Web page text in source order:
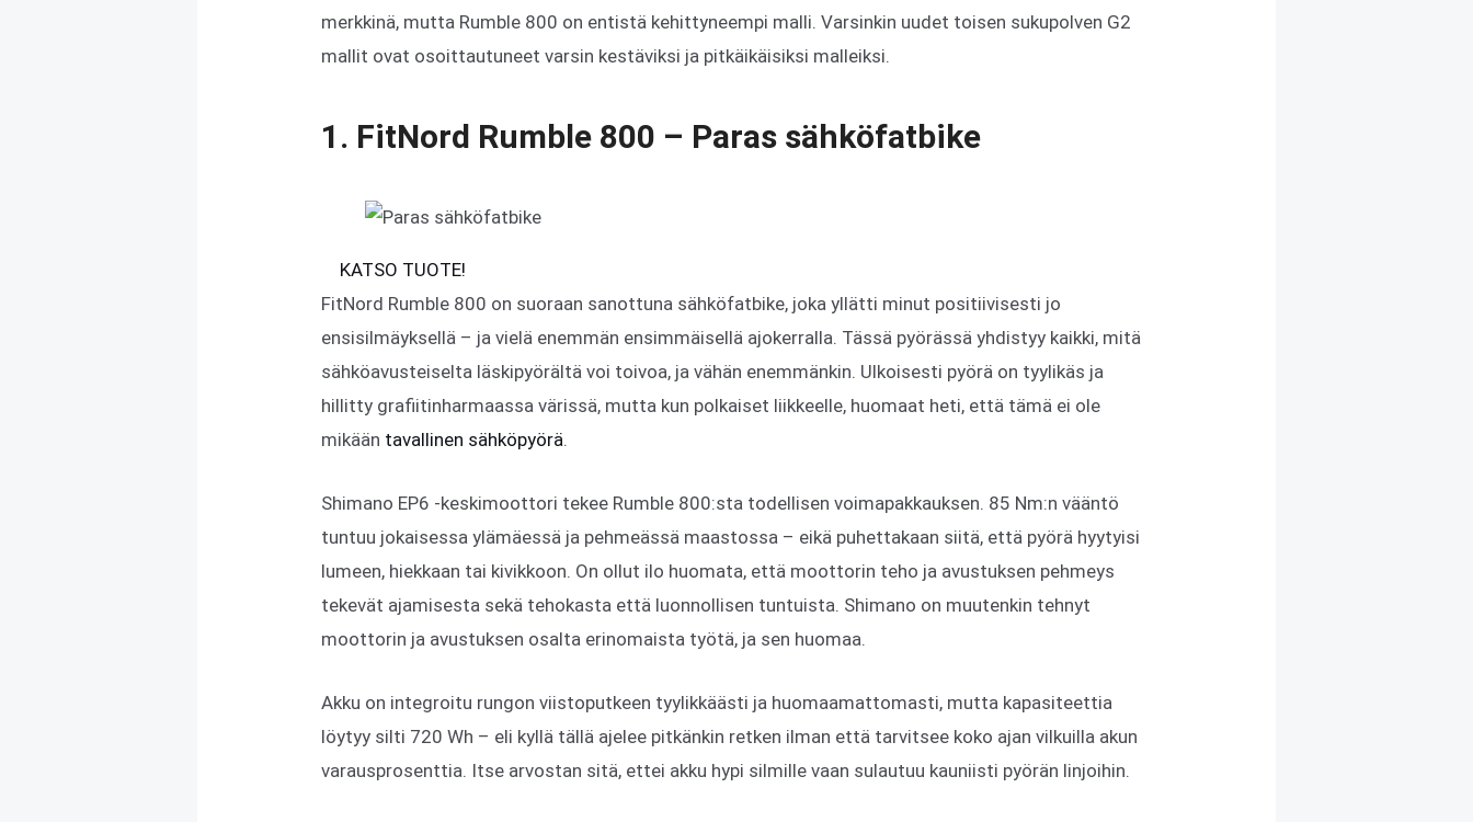
merkkinä, mutta Rumble 800 on entistä kehittyneempi malli. Varsinkin uudet toisen sukupolven G2
mallit ovat osoittautuneet varsin kestäviksi ja pitkäikäisiksi malleiksi.
1. FitNord Rumble 800 – Paras sähköfatbike
KATSO TUOTE!
FitNord Rumble 800 on suoraan sanottuna sähköfatbike, joka yllätti minut positiivisesti jo
ensisilmäyksellä – ja vielä enemmän ensimmäisellä ajokerralla. Tässä pyörässä yhdistyy kaikki, mitä
sähköavusteiselta läskipyörältä voi toivoa, ja vähän enemmänkin. Ulkoisesti pyörä on tyylikäs ja
hillitty grafiitinharmaassa värissä, mutta kun polkaiset liikkeelle, huomaat heti, että tämä ei ole
mikään tavallinen sähköpyörä.
Shimano EP6 -keskimoottori tekee Rumble 800:sta todellisen voimapakkauksen. 85 Nm:n vääntö
tuntuu jokaisessa ylämäessä ja pehmeässä maastossa – eikä puhettakaan siitä, että pyörä hyytyisi
lumeen, hiekkaan tai kivikkoon. On ollut ilo huomata, että moottorin teho ja avustuksen pehmeys
tekevät ajamisesta sekä tehokasta että luonnollisen tuntuista. Shimano on muutenkin tehnyt
moottorin ja avustuksen osalta erinomaista työtä, ja sen huomaa.
Akku on integroitu rungon viistoputkeen tyylikkäästi ja huomaamattomasti, mutta kapasiteettia
löytyy silti 720 Wh – eli kyllä tällä ajelee pitkänkin retken ilman että tarvitsee koko ajan vilkuilla akun
varausprosenttia. Itse arvostan sitä, ettei akku hypi silmille vaan sulautuu kauniisti pyörän linjoihin.